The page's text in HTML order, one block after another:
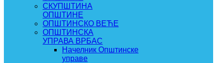
СКУПШТИНА
ОПШТИНЕ
ОПШТИНСКО ВЕЋЕ
ОПШТИНСКА
УПРАВА ВРБАС
Начелник Општинске
управе